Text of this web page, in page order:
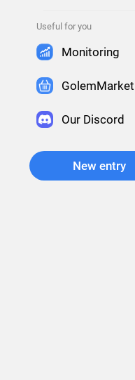
Useful for you
Monitoring
GolemMarket
Our Discord
New entry